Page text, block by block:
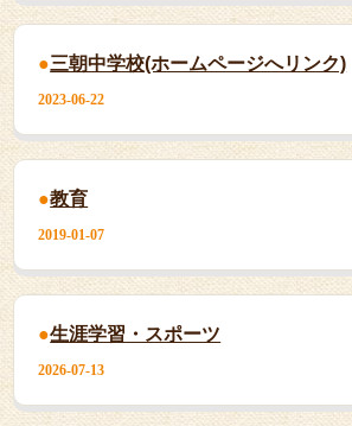
三朝中学校(ホームページへリンク)
2023-06-22
教育
2019-01-07
生涯学習・スポーツ
2026-07-13